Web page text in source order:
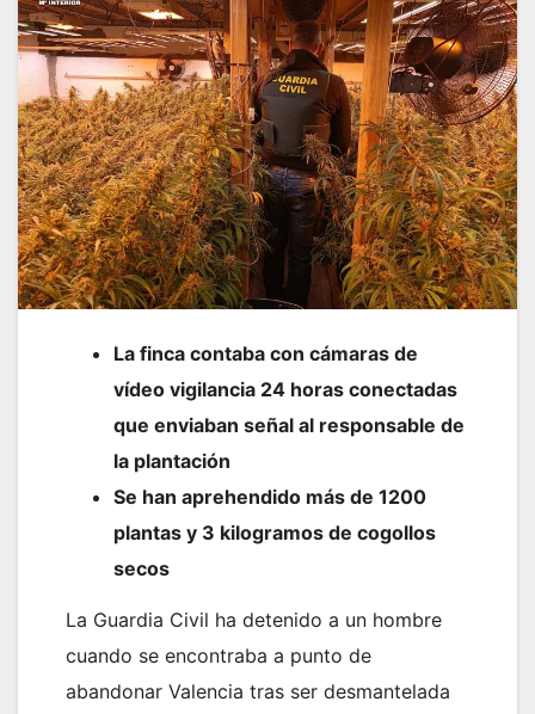
La finca contaba con cámaras de
vídeo vigilancia 24 horas conectadas
que enviaban señal al responsable de
la plantación
Se han aprehendido más de 1200
plantas y 3 kilogramos de cogollos
secos
La Guardia Civil ha detenido a un hombre
cuando se encontraba a punto de
abandonar Valencia tras ser desmantelada